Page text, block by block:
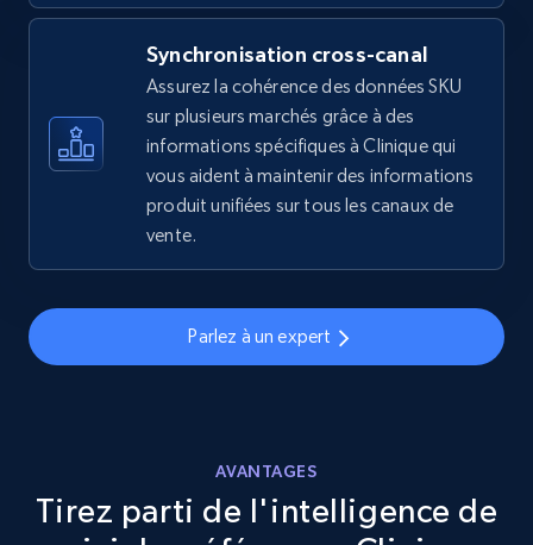
eBay - Gather data on products using
specified keywords
URL, Product id, Title, Seller name, Seller rating,
Seller reviews, Breadcrumbs, Root category, and
Seller reviews, Breadcrumbs, Root category, and
more.
Synchronisation cross-canal
Assurez la cohérence des données SKU
sur plusieurs marchés grâce à des
informations spécifiques à Clinique qui
vous aident à maintenir des informations
produit unifiées sur tous les canaux de
vente.
Parlez à un expert
AVANTAGES
Tirez parti de l'intelligence de